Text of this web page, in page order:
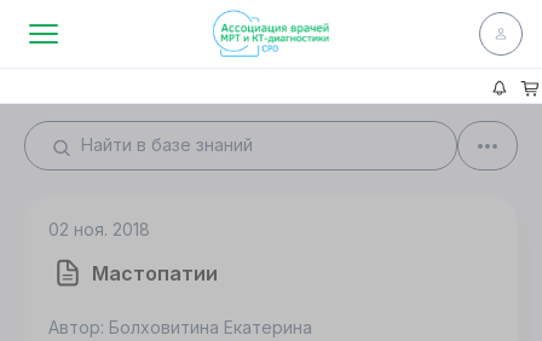
02 ноя. 2018
Мастопатии
Автор: Болховитина Екатерина